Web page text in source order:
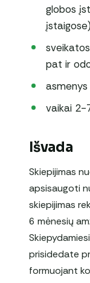
globos
pat ir
asmenys
vaikai 2-
Išvada
Skiepijimas
apsisaugoti
skiepijimas
6 mėnesių
prisidedate
formuojant